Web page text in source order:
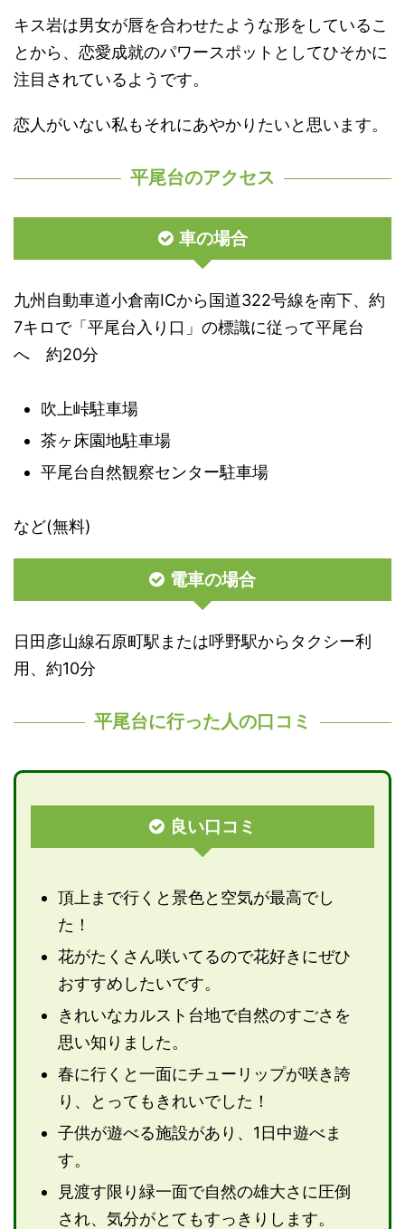
キス岩は男女が唇を合わせたような形をしているこ
とから、恋愛成就のパワースポットとしてひそかに
注目されているようです。
恋人がいない私もそれにあやかりたいと思います。
平尾台のアクセス
車の場合
九州自動車道小倉南ICから国道322号線を南下、約
7キロで「平尾台入り口」の標識に従って平尾台
へ 約20分
吹上峠駐車場
茶ヶ床園地駐車場
平尾台自然観察センター駐車場
など(無料)
電車の場合
日田彦山線石原町駅または呼野駅からタクシー利
用、約10分
平尾台に行った人の口コミ
良い口コミ
頂上まで行くと景色と空気が最高でし
た！
花がたくさん咲いてるので花好きにぜひ
おすすめしたいです。
きれいなカルスト台地で自然のすごさを
思い知りました。
春に行くと一面にチューリップが咲き誇
り、とってもきれいでした！
子供が遊べる施設があり、1日中遊べま
す。
見渡す限り緑一面で自然の雄大さに圧倒
され、気分がとてもすっきりします。